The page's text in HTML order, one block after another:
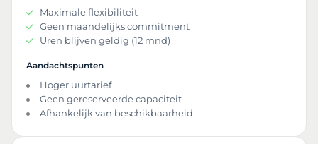
Maximale flexibiliteit
Geen maandelijks commitment
Uren blijven geldig (12 mnd)
Aandachtspunten
Hoger uurtarief
Geen gereserveerde capaciteit
Afhankelijk van beschikbaarheid